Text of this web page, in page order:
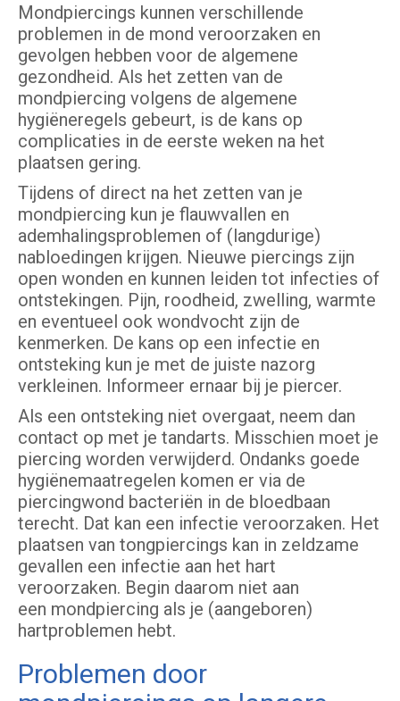
Mondpiercings kunnen verschillende
problemen in de mond veroorzaken en
gevolgen hebben voor de algemene
gezondheid. Als het zetten van de
mondpiercing volgens de algemene
hygiëneregels gebeurt, is de kans op
complicaties in de eerste weken na het
plaatsen gering.
Tijdens of direct na het zetten van je
mondpiercing kun je flauwvallen en
ademhalingsproblemen of (langdurige)
nabloedingen krijgen. Nieuwe piercings zijn
open wonden en kunnen leiden tot infecties of
ontstekingen. Pijn, roodheid, zwelling, warmte
en eventueel ook wondvocht zijn de
kenmerken. De kans op een infectie en
ontsteking kun je met de juiste nazorg
verkleinen. Informeer ernaar bij je piercer.
Als een ontsteking niet overgaat, neem dan
contact op met je tandarts. Misschien moet je
piercing worden verwijderd. Ondanks goede
hygiënemaatregelen komen er via de
piercingwond bacteriën in de bloedbaan
terecht. Dat kan een infectie veroorzaken. Het
plaatsen van tongpiercings kan in zeldzame
gevallen een infectie aan het hart
veroorzaken. Begin daarom niet aan
een mondpiercing als je (aangeboren)
hartproblemen hebt.
Problemen door